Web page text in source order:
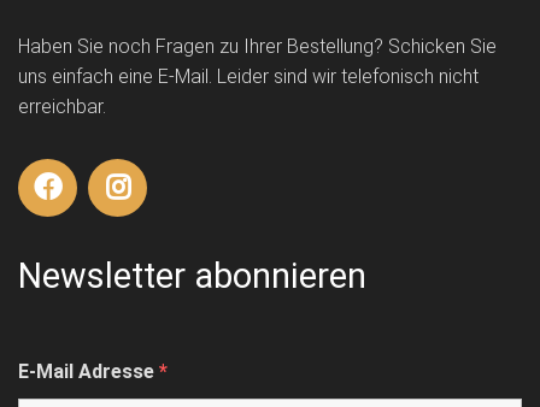
Haben Sie noch Fragen zu Ihrer Bestellung? Schicken Sie
uns einfach eine E-Mail. Leider sind wir telefonisch nicht
erreichbar.
Newsletter abonnieren
E-Mail Adresse *